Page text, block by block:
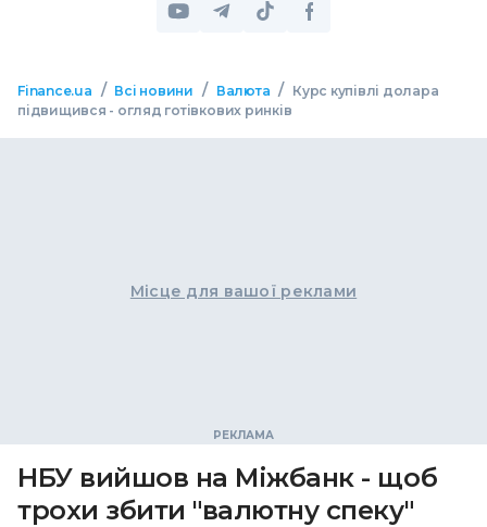
Finance.ua / Всі новини / Валюта / Курс купівлі долара
підвищився - огляд готівкових ринків
Місце для вашої реклами
НБУ вийшов на Міжбанк - щоб
трохи збити "валютну спеку"